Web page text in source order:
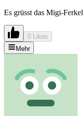
Es grüsst das Migi-Ferkel
0 Likes
Mehr